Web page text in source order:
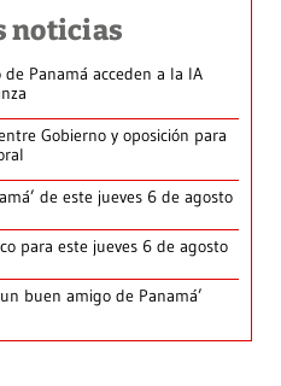
noticias
Panamá acceden a la IA
Gobierno y oposición para
de este jueves 6 de agosto
para este jueves 6 de agosto
buen amigo de Panamá’